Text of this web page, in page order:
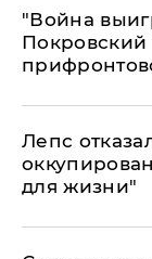
"Война
Лепс
для жизни"